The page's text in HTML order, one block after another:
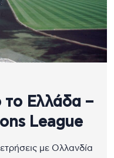
το Ελλάδα –
League
με Ολλανδία